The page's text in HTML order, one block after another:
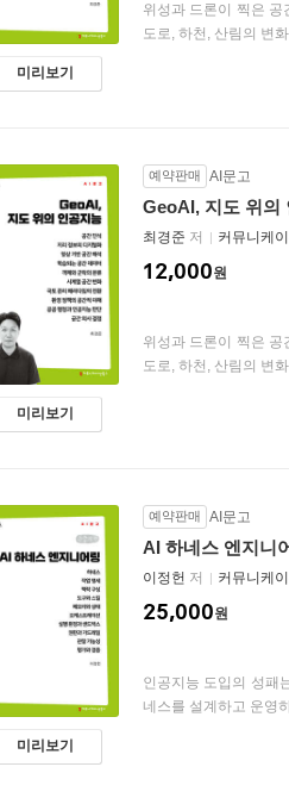
미리보기
위성과 드론이 찍은
도로, 하천, 산림의 변
미리보기
예약판매 AI문고
GeoAI, 지도 위의
최경준 저 커뮤니케
12,000원
위성과 드론이 찍은
도로, 하천, 산림의 변
미리보기
예약판매 AI문고
AI 하네스 엔지니
이정헌 저 커뮤니케
25,000원
인공지능 도입의 성패
네스를 설계하고 운영